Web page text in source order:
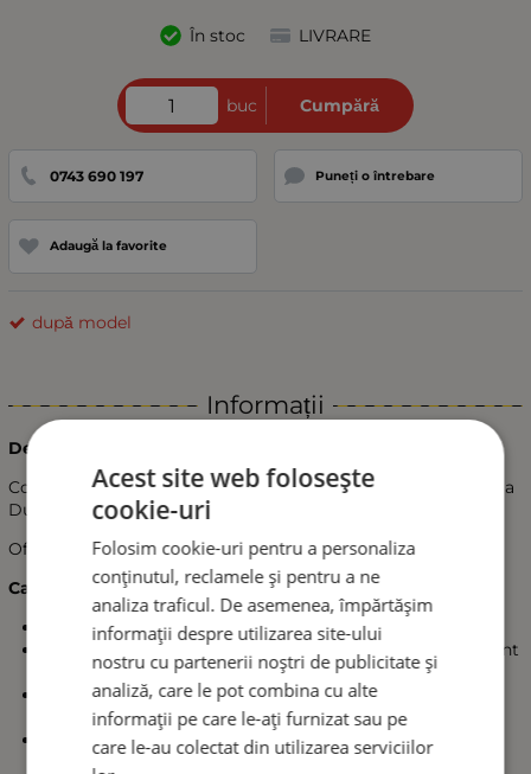
În stoc LIVRARE
buc Cumpără
0743 690 197 Puneți o întrebare
Adaugă la favorite
după model
Informații
Descriere produs:
Cotieră universală și practică, proiectată special pentru Dacia
Duster I (2010-2015) și Nissan Terrano III (2014-2018).
Oferă confort, estetică și spațiu suplimentar de depozitare.
Caracteristici principale:
Potrivire perfectă cu interiorul mașinii
Înveliș din piele neagră de înaltă calitate – durabil, elegant
și ușor de curățat
Capac funcțional – se deschide și are compartiment
interior pentru obiecte mici
Partea superioară reglabilă – asigură confort optim în
Acest site web folosește
cookie-uri
Folosim cookie-uri pentru a personaliza
conținutul, reclamele și pentru a ne
analiza traficul. De asemenea, împărtășim
informații despre utilizarea site-ului
nostru cu partenerii noștri de publicitate și
analiză, care le pot combina cu alte
informații pe care le-ați furnizat sau pe
care le-au colectat din utilizarea serviciilor